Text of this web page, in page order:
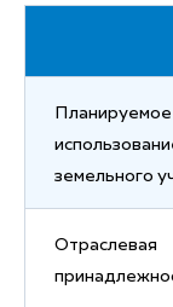
Планируемое
земельного
Отраслевая